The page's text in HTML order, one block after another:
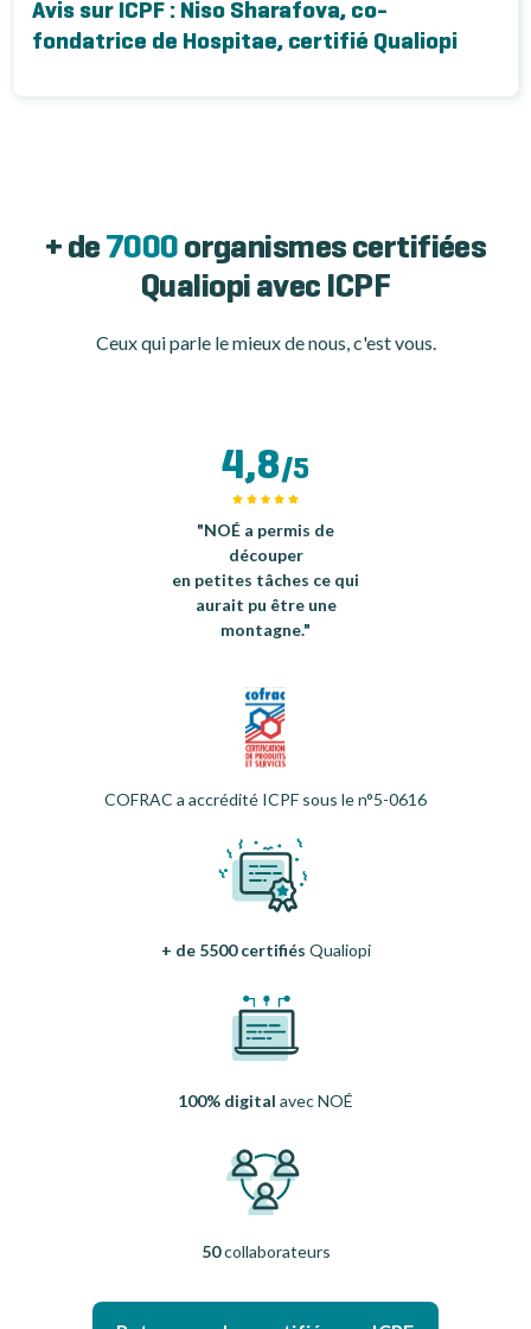
Avis sur ICPF : Niso Sharafova, co-
fondatrice de Hospitae, certifié Qualiopi
+ de 7000 organismes certifiées
Qualiopi avec ICPF
Ceux qui parle le mieux de nous, c'est vous.
COFRAC a accrédité ICPF sous le n°5-0616
+ de 5500 certifiés Qualiopi
4,8/5
"NOÉ a permis de
découper
en petites tâches ce qui
aurait pu être une
montagne."
100% digital avec NOÉ
50collaborateurs